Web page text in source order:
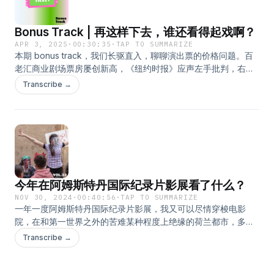
Bonus Track | 再这样下去，谁还看得起戏啊？
APR 3, 2025 · 00:30:35 · TAP TO SUMMARIZE
本期 bonus track，我们长驱直入，聊聊演出票的价格问题。百
老汇商业剧场票房屡创新高，《纽约时报》应声左手批判，右手
高呼。但仔细想，这个纪录值得打破的点是__？商业剧场疯狂敛
财，背后的原因究竟是市场需求旺盛，还是行业定价机制失衡？
费中的阶层分化日益凸显，剧场似乎也在无形中折射出这种鸿
沟。然后呢？ - 主播：橘子 Orange 微博 @道听途说播客 xhs:
OrangeElephant (fakefestival) 「道听途说」是假艺术节的独立
播客项目。 本期内容的配套图文索引，已同步更新在微信公众平
台「假艺术节」。
Transcribe →
今年在阿姆斯特丹国际纪录片影展看了什么？
NOV 30, 2024 · 00:40:56 ·TAP TO SUMMARIZE
一年一度阿姆斯特丹国际纪录片影展，我又可以尽情穿梭电影
院，在和第一世界之外的苦难某种程度上绝缘的荷兰都市，多了
解一些遥远、真实、多元的人类文明。本期「道听途说」跟听友
们分享刚刚过去的这届影展期间的观影记录。 - 主播：橘子
Transcribe →